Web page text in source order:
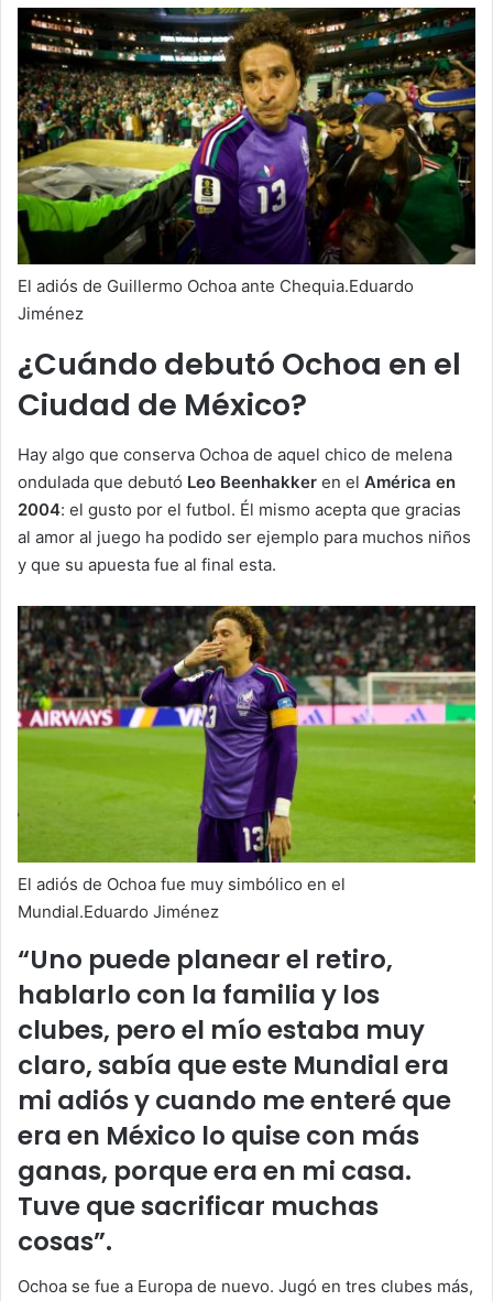
El adiós de Guillermo Ochoa ante Chequia.Eduardo
Jiménez
¿Cuándo debutó Ochoa en el
Ciudad de México?
Hay algo que conserva Ochoa de aquel chico de melena
ondulada que debutó Leo Beenhakker en el América en
2004: el gusto por el futbol. Él mismo acepta que gracias
al amor al juego ha podido ser ejemplo para muchos niños
y que su apuesta fue al final esta.
El adiós de Ochoa fue muy simbólico en el
Mundial.Eduardo Jiménez
“Uno puede planear el retiro,
hablarlo con la familia y los
clubes, pero el mío estaba muy
claro,sabía que este Mundial era
mi adiósy cuando me enteré que
era en México lo quise con más
ganas, porque era en mi casa.
Tuve que sacrificar muchas
cosas”.
Ochoa se fue a Europa de nuevo. Jugó en tres clubes más,